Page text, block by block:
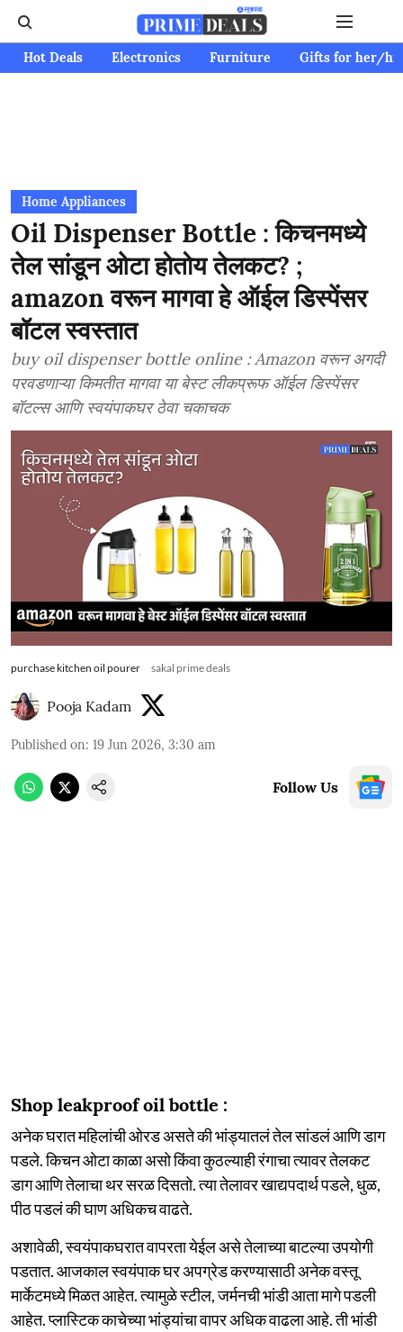
Hot Deals Electronics Furniture Gifts for her/
Home Appliances
Oil Dispenser Bottle : किचनमध्ये
तेल सांडून ओटा होतोय तेलकट? ;
amazon वरून मागवा हे ऑईल डिस्पेंसर
बॉटल स्वस्तात
buy oil dispenser bottle online : Amazon वरून अगदी
परवडणाऱ्या किमतीत मागवा या बेस्ट लीकप्रूफ ऑईल डिस्पेंसर
बॉटल्स आणि स्वयंपाकघर ठेवा चकाचक
purchase kitchen oil pourer sakal prime deals
Pooja Kadam
Published on: 19 Jun 2026, 3:30 am
Follow Us
Shop leakproof oil bottle :
अनेक घरात महिलांची ओरड असते की भांड्यातलं तेल सांडलं आणि डाग
पडले. किचन ओटा काळा असो किंवा कुठल्याही रंगाचा त्यावर तेलकट
डाग आणि तेलाचा थर सरळ दिसतो. त्या तेलावर खाद्यपदार्थ पडले, धुळ,
पीठ पडलं की घाण अधिकच वाढते.
अशावेळी, स्वयंपाकघरात वापरता येईल असे तेलाच्या बाटल्या उपयोगी
पडतात. आजकाल स्वयंपाक घर अपग्रेड करण्यासाठी अनेक वस्तू
मार्केटमध्ये मिळत आहेत. त्यामुळे स्टील, जर्मनची भांडी आता मागे पडली
आहेत. प्लास्टिक काचेच्या भांड्यांचा वापर अधिक वाढला आहे. ती भांडी